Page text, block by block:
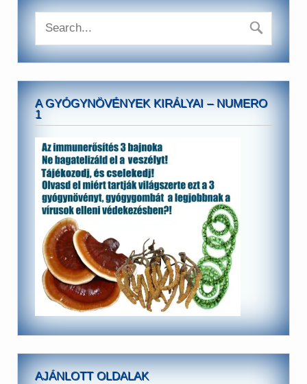
A GYÓGYNÖVÉNYEK KIRÁLYAI – NUMERO
1
AJÁNLOTT OLDALAK